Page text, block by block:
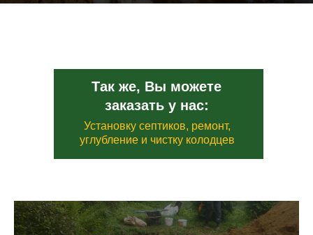
Так же, Вы можете
заказать у нас:
Установку септиков, ремонт,
углубление и чистку колодцев